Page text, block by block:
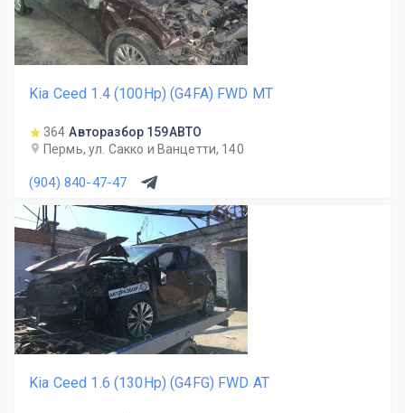
Kia Ceed 1.4 (100Hp) (G4FA) FWD MT
364 Авторазбор 159АВТО
Пермь, ул. Сакко и Ванцетти, 140
(904) 840-47-47
Kia Ceed 1.6 (130Hp) (G4FG) FWD AT